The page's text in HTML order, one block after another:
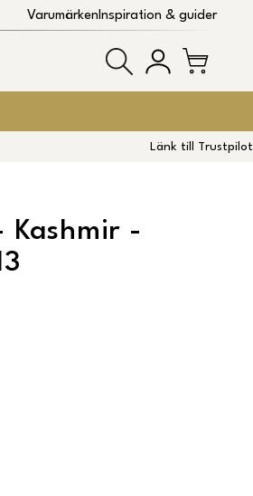
VarumärkenInspiration & guider
Länk till Trustpilot
Kashmir -